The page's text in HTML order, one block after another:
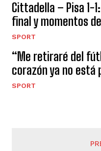
Cittadella – Pisa 1-
final y momentos
SPORT
“Me retiraré del
corazón ya no está
SPORT